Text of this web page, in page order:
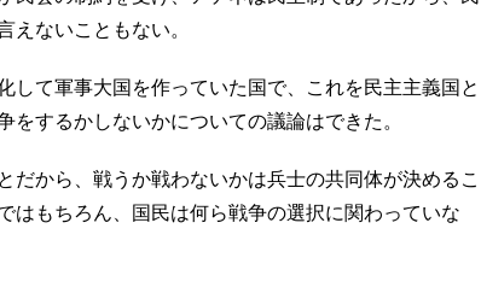
えないこともない。
して軍事大国を作っていた国で、これを民主主義国と
をするかしないかについての議論はできた。
だから、戦うか戦わないかは兵士の共同体が決めるこ
はもちろん、国民は何ら戦争の選択に関わっていな